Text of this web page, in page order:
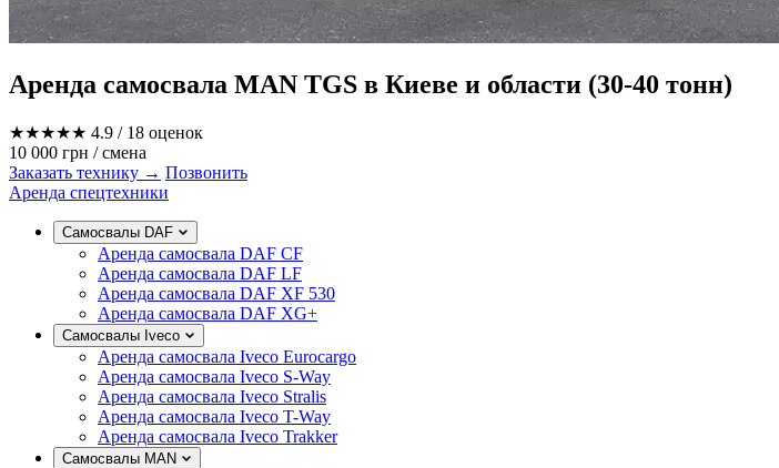
Аренда самосвала MAN TGS в Киеве и области (30-40 тонн)
★★★★★ 4.9 / 18 оценок
10 000 грн / смена
Заказать технику → Позвонить
Аренда спецтехники
Самосвалы DAF
Аренда самосвала DAF CF
Аренда самосвала DAF LF
Аренда самосвала DAF XF 530
Аренда самосвала DAF XG+
Самосвалы Iveco
Аренда самосвала Iveco Eurocargo
Аренда самосвала Iveco S-Way
Аренда самосвала Iveco Stralis
Аренда самосвала Iveco T-Way
Аренда самосвала Iveco Trakker
Самосвалы MAN